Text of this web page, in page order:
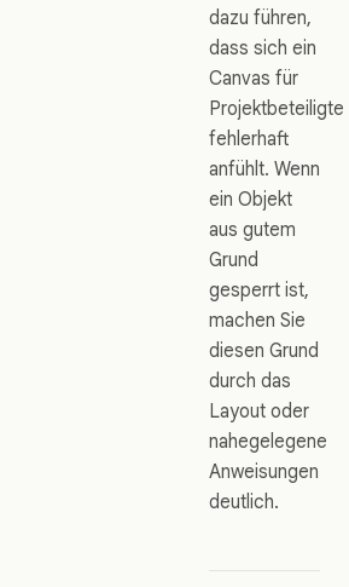
dazu führen,
dass sich ein
Canvas für
Projektbeteiligte
fehlerhaft
anfühlt. Wenn
ein Objekt
aus gutem
Grund
gesperrt ist,
machen Sie
diesen Grund
durch das
Layout oder
nahegelegene
Anweisungen
deutlich.